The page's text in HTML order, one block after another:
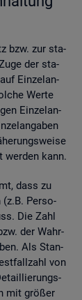
bzw. zur sta­
der sta­
Ein­zel­an­
Werte
Ein­zel­an­
wer­den kann.
dass zu
(z.B. Per­so­
Die Zahl
der Wahr­
Als Stan­
von
mit grö­ßer